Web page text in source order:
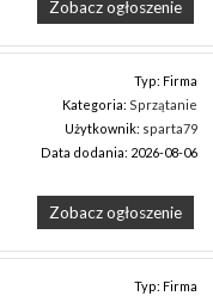
Zobacz ogłoszenie
Typ: Firma
Kategoria: Sprzątanie
Użytkownik: sparta79
Data dodania: 2026-08-06
Zobacz ogłoszenie
Typ: Firma